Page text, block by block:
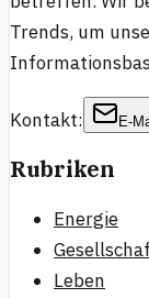
Trends, um
Kontakt: E-
Rubriken
Energie
Leben